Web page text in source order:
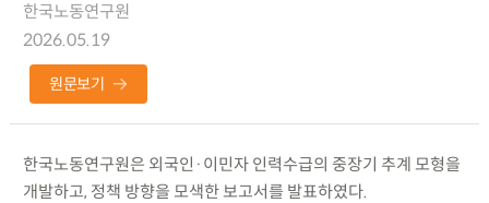
한국노동연구원
2026.05.19
원문보기
한국노동연구원은 외국인·이민자 인력수급의 중장기 추계 모형을
개발하고, 정책 방향을 모색한 보고서를 발표하였다.